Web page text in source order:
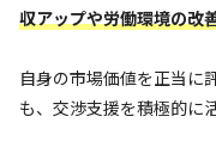
収アップや労働環境の改
自身の市場価値を正当に
も、交渉支援を積極的に